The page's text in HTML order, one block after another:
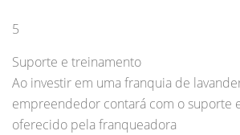
5
Suporte e treinamento
Ao investir em uma franquia de
empreendedor contará com o suporte
oferecido pela franqueadora